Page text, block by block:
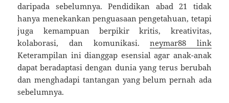
daripada sebelumnya. Pendidikan abad 21 tidak
hanya menekankan penguasaan pengetahuan, tetapi
juga kemampuan berpikir kritis, kreativitas,
kolaborasi, dan komunikasi.neymar88 link
Keterampilan ini dianggap esensial agar anak-anak
dapat beradaptasi dengan dunia yang terus berubah
dan menghadapi tantangan yang belum pernah ada
sebelumnya.